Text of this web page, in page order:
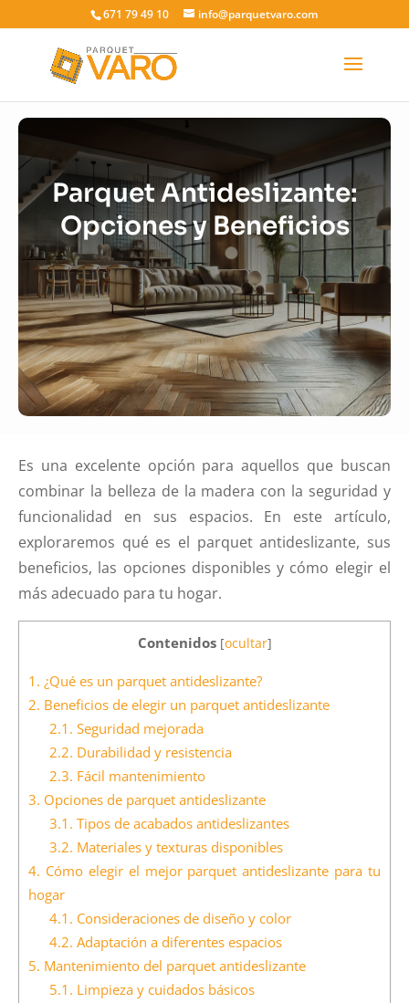
671 79 49 10 info@parquetvaro.com
Parquet Antideslizante:
Opciones y Beneficios
Es una excelente opción para aquellos que buscan
combinar la belleza de la madera con la seguridad y
funcionalidad en sus espacios. En este artículo,
exploraremos qué es el parquet antideslizante, sus
beneficios, las opciones disponibles y cómo elegir el
más adecuado para tu hogar.
Contenidos [ocultar]
1. ¿Qué es un parquet antideslizante?
2. Beneficios de elegir un parquet antideslizante
2.1. Seguridad mejorada
2.2. Durabilidad y resistencia
2.3. Fácil mantenimiento
3. Opciones de parquet antideslizante
3.1. Tipos de acabados antideslizantes
3.2. Materiales y texturas disponibles
4. Cómo elegir el mejor parquet antideslizante para tu
hogar
4.1. Consideraciones de diseño y color
4.2. Adaptación a diferentes espacios
5. Mantenimiento del parquet antideslizante
5.1. Limpieza y cuidados básicos